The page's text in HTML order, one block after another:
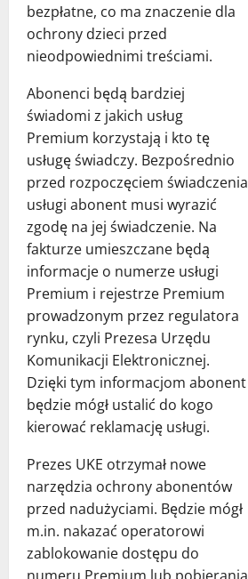
bezpłatne, co ma znaczenie dla
ochrony dzieci przed
nieodpowiednimi treściami.
Abonenci będą bardziej
świadomi z jakich usług
Premium korzystają i kto tę
usługę świadczy. Bezpośrednio
przed rozpoczęciem świadczenia
usługi abonent musi wyrazić
zgodę na jej świadczenie. Na
fakturze umieszczane będą
informacje o numerze usługi
Premium i rejestrze Premium
prowadzonym przez regulatora
rynku, czyli Prezesa Urzędu
Komunikacji Elektronicznej.
Dzięki tym informacjom abonent
będzie mógł ustalić do kogo
kierować reklamację usługi.
Prezes UKE otrzymał nowe
narzędzia ochrony abonentów
przed nadużyciami. Będzie mógł
m.in. nakazać operatorowi
zablokowanie dostępu do